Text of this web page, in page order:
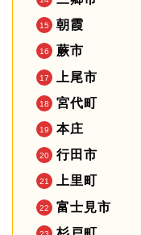
朝霞
蕨市
上尾市
宮代町
本庄
行田市
上里町
富士見市